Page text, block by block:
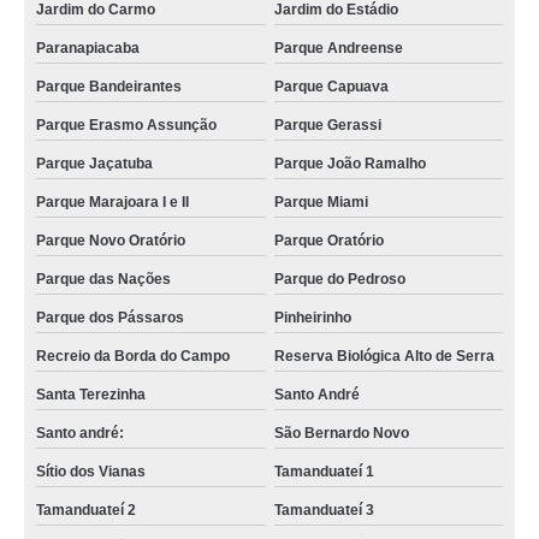
Jardim do Carmo Jardim do Estádio
Paranapiacaba Parque Andreense
Parque Bandeirantes Parque Capuava
Parque Erasmo Assunção Parque Gerassi
Parque Jaçatuba Parque João Ramalho
Parque Marajoara I e II Parque Miami
Parque Novo Oratório Parque Oratório
Parque das Nações Parque do Pedroso
Parque dos Pássaros Pinheirinho
Recreio da Borda do Campo Reserva Biológica Alto de Serra
Santa Terezinha Santo André
Santo andré: São Bernardo Novo
Sítio dos Vianas Tamanduateí 1
Tamanduateí 2 Tamanduateí 3